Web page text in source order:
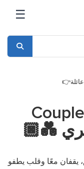
☰
عائلة
💑🏿
يقفان معًا وقلب يطفو